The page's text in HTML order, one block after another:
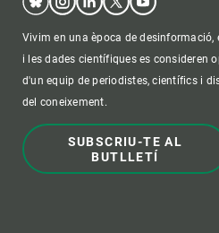
Vivim en una època de desinformació,
i les dades científiques es consideren
d'un equip de periodistes, científics i
del coneixement.
SUBSCRIU-TE AL
BUTLLETÍ